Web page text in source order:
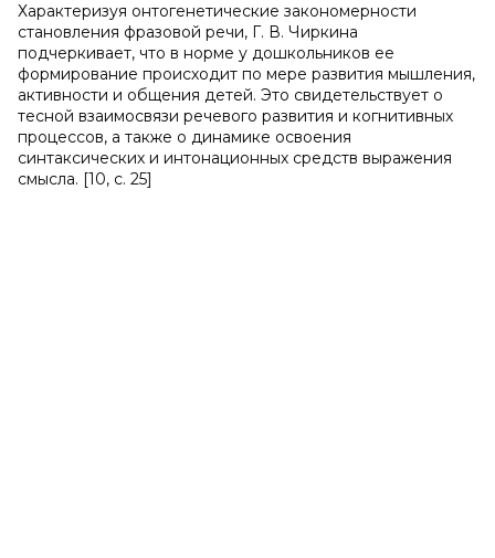
Характеризуя онтогенетические закономерности
становления фразовой речи, Г. В. Чиркина
подчеркивает, что в норме у дошкольников ее
формирование происходит по мере развития мышления,
активности и общения детей. Это свидетельствует о
тесной взаимосвязи речевого развития и когнитивных
процессов, а также о динамике освоения
синтаксических и интонационных средств выражения
смысла. [10, с. 25]